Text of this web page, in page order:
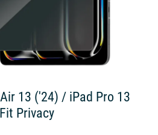
13 ('24) / iPad Pro 13
Privacy